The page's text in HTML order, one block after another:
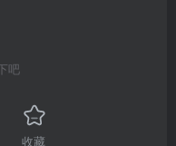
吧
收藏